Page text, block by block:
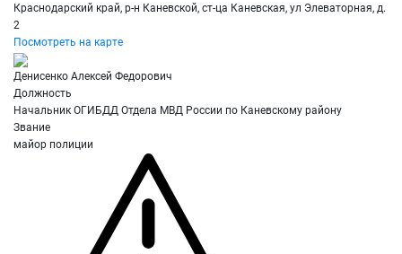
Краснодарский край, р-н Каневской, ст-ца Каневская, ул Элеваторная, д.
2
Посмотреть на карте
Денисенко Алексей Федорович
Должность
Начальник ОГИБДД Отдела МВД России по Каневскому району
Звание
майор полиции